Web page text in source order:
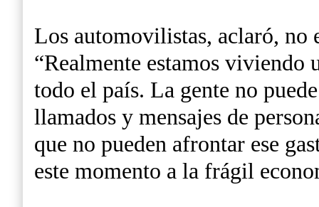
Los automovilistas, aclaró, no
“Realmente estamos
todo el país. La gente no
llamados y mensajes de
que no pueden afrontar ese
este momento a la frágil